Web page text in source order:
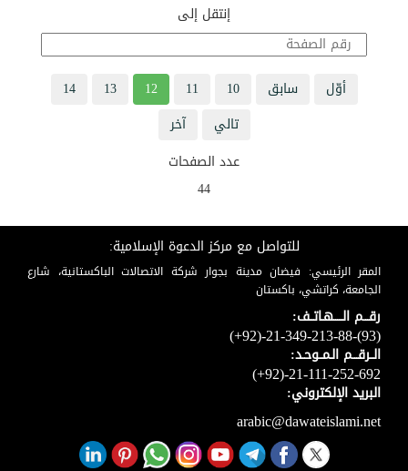
إنتقل إلى
أوّل سابق 10
11
12
13
14
تالي
آخر
عدد الصفحات
44
للتواصل مع مركز الدعوة الإسلامية:
المقر الرئيسي: فيضان مدينة بجوار شركة الاتصالات الباكستانية، شارع
الجامعة، كراتشي، باكستان
رقـــم الـــــهـاتــف:
(+92)-21-349-213-88-(93)
الــرقـــم الـمــوحـد:
(+92)-21-111-252-692
البريد الإلكتروني:
arabic@dawateislami.net